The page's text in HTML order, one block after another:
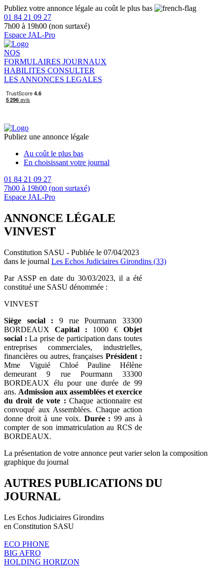
Publiez votre annonce légale au coût le plus bas
01 84 21 09 27
7h00 à 19h00 (non surtaxé)
Espace JAL-Pro
NOS
FORMULAIRES JOURNAUX
HABILITES CONSULTER
LES ANNONCES LEGALES
Publiez une annonce légale
Au coût le plus bas
En choisissant votre journal
01 84 21 09 27
7h00 à 19h00 (non surtaxé)
Espace JAL-Pro
ANNONCE LÉGALE
VINVEST
Constitution SASU - Publiée le 07/04/2023
dans le journal Les Echos Judiciaires Girondins (33)
Par ASSP en date du 30/03/2023, il a été
constitué une SASU dénommée :
VINVEST
Siège social : 9 rue Pourmann 33300
BORDEAUX Capital : 1000 € Objet
social : La prise de participation dans toutes
entreprises commerciales, industrielles,
financières ou autres, françaisesPrésident :
Mme Viguié Chloé Pauline Hélène
demeurant 9 rue Pourmann 33300
BORDEAUX élu pour une durée de 99
ans. Admission aux assemblées et exercice
du droit de vote : Chaque actionnaire est
convoqué aux Assemblées. Chaque action
donne droit à une voix. Durée : 99 ans à
compter de son immatriculation au RCS de
BORDEAUX.
La présentation de votre annonce peut varier selon la composition
graphique du journal
AUTRES PUBLICATIONS DU
JOURNAL
Les Echos Judiciaires Girondins
en Constitution SASU
ECO PHONE
BIG AFRO
HOLDING HORIZON